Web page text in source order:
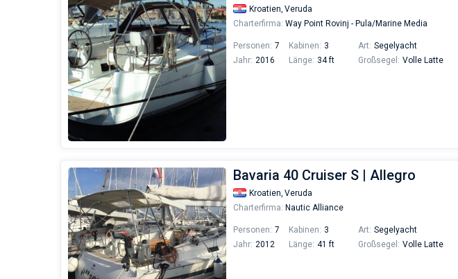
Kroatien, Veruda
Charterfirma: Way Point Rovinj - Pula/Marine Media
Personen: 7 Kabinen: 3 Art: Segelyacht
Jahr: 2016 Länge: 34 ft Großsegel: Volle Latte
Bavaria 40 Cruiser S | Allegro
Kroatien, Veruda
Charterfirma: Nautic Alliance
Personen: 7 Kabinen: 3 Art: Segelyacht
Jahr: 2012 Länge: 41 ft Großsegel: Volle Latte